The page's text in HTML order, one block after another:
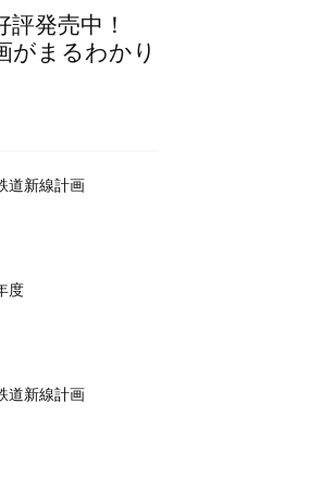
評発売中！
がまるわかり
道新線計画
度
道新線計画